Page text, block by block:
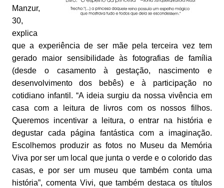
Manzur,
30,
explica
que a experiência de ser mãe pela terceira vez tem
gerado maior sensibilidade às fotografias de família
(desde o casamento à gestação, nascimento e
desenvolvimento dos bebês) e à participação no
cotidiano infantil. “A ideia surgiu da nossa vivência em
casa com a leitura de livros com os nossos filhos.
Queremos incentivar a leitura, o entrar na história e
degustar cada página fantástica com a imaginação.
Escolhemos produzir as fotos no Museu da Memória
Viva por ser um local que junta o verde e o colorido das
casas, e por ser um museu que também conta uma
história”, comenta Vivi, que também destaca os títulos